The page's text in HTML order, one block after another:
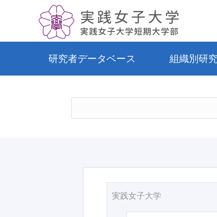
研究者データベース 組織別研
実践女子大学